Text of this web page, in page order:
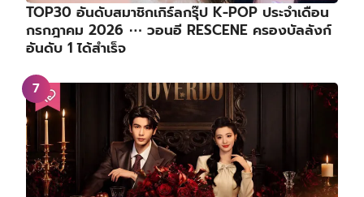
TOP30 อันดับสมาชิกเกิร์ลกรุ๊ป K-POP ประจำเดือน
กรกฎาคม 2026 ⋯ วอนอี RESCENE ครองบัลลังก์
อันดับ 1 ได้สำเร็จ